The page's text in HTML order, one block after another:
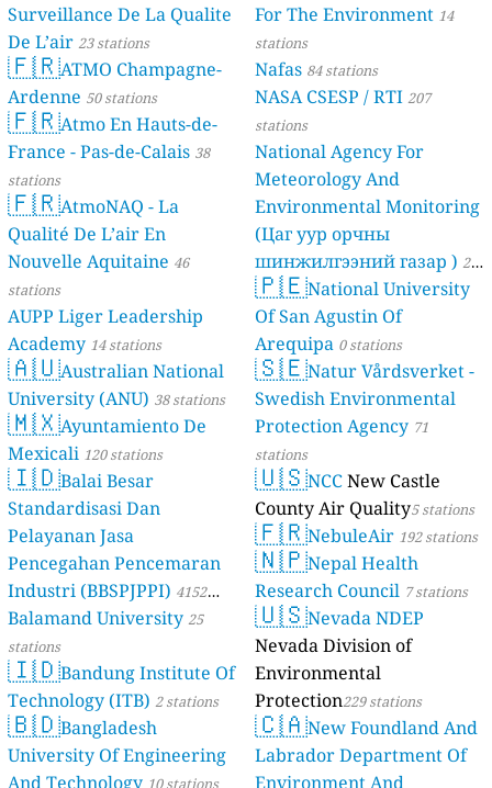
Surveillance De La Qualite
De L’air 23 stations
🇫🇷ATMO Champagne-
Ardenne 50 stations
🇫🇷Atmo En Hauts-de-
France - Pas-de-Calais 38
stations
🇫🇷AtmoNAQ - La
Qualité De L’air En
Nouvelle Aquitaine 46
stations
AUPP Liger Leadership
Academy 14 stations
🇦🇺Australian National
University (ANU) 38 stations
🇲🇽Ayuntamiento De
Mexicali 120 stations
🇮🇩Balai Besar
Standardisasi Dan
Pelayanan Jasa
Pencegahan Pencemaran
Industri (BBSPJPPI) 4152
stations
Balamand University25
stations
🇮🇩Bandung Institute Of
Technology (ITB) 2 stations
🇧🇩Bangladesh
University Of Engineering
And Technology 10 stations
For The Environment 14
stations
Nafas 84 stations
NASA CSESP / RTI 207
stations
National Agency For
Meteorology And
Environmental Monitoring
(Цаг уур орчны
шинжилгээний газар ) 21
stations
🇵🇪National University
Of San Agustin Of
Arequipa 0 stations
🇸🇪Natur Vårdsverket -
Swedish Environmental
Protection Agency 71
stations
🇺🇸NCCNew Castle
County Air Quality5 stations
🇫🇷NebuleAir 192 stations
🇳🇵Nepal Health
Research Council 7 stations
🇺🇸Nevada NDEP
Nevada Division of
Environmental
Protection229 stations
🇨🇦New Foundland And
Labrador Department Of
Environment And